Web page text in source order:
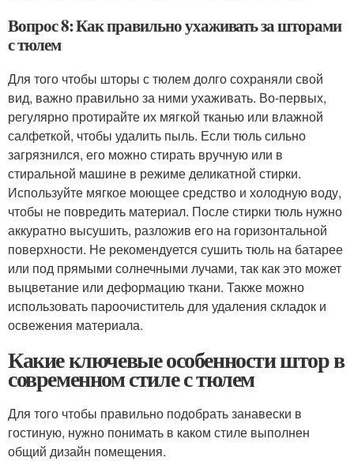
Вопрос 8: Как правильно ухаживать за шторами
с тюлем
Для того чтобы шторы с тюлем долго сохраняли свой
вид, важно правильно за ними ухаживать. Во-первых,
регулярно протирайте их мягкой тканью или влажной
салфеткой, чтобы удалить пыль. Если тюль сильно
загрязнился, его можно стирать вручную или в
стиральной машине в режиме деликатной стирки.
Используйте мягкое моющее средство и холодную воду,
чтобы не повредить материал. После стирки тюль нужно
аккуратно высушить, разложив его на горизонтальной
поверхности. Не рекомендуется сушить тюль на батарее
или под прямыми солнечными лучами, так как это может
выцветание или деформацию ткани. Также можно
использовать пароочиститель для удаления складок и
освежения материала.
Какие ключевые особенности штор в
современном стиле с тюлем
Для того чтобы правильно подобрать занавески в
гостиную, нужно понимать в каком стиле выполнен
общий дизайн помещения.